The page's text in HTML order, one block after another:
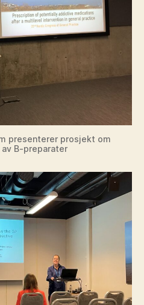
presenterer prosjekt om
B-preparater